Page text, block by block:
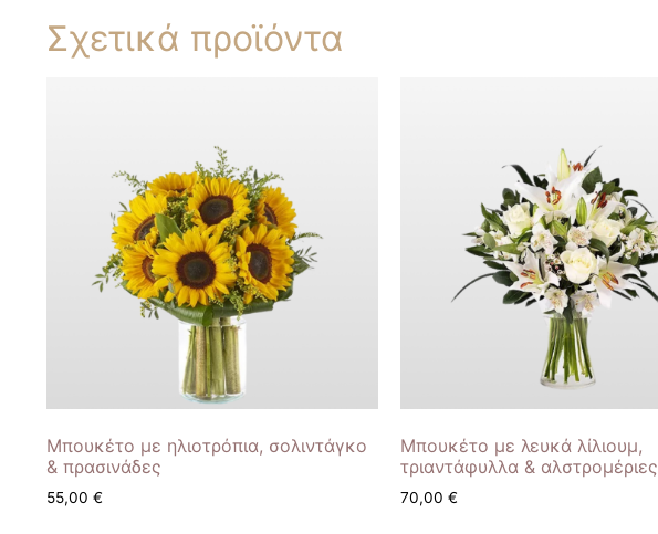
Σχετικά προϊόντα
Μπουκέτο με ηλιοτρόπια, σολιντάγκο
& πρασινάδες
55,00 €
Μπουκέτο με λευκά λίλιουμ,
τριαντάφυλλα & αλστρομέριες
70,00 €